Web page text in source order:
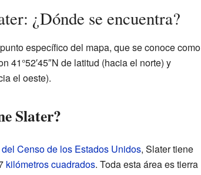
¿Dónde se encuentra?
específico del mapa, que se conoce como
41°52′45″N de latitud (hacia el norte) y
el oeste).
Slater?
Censo de los Estados Unidos, Slater tiene
kilómetros cuadrados. Toda esta área es tierra